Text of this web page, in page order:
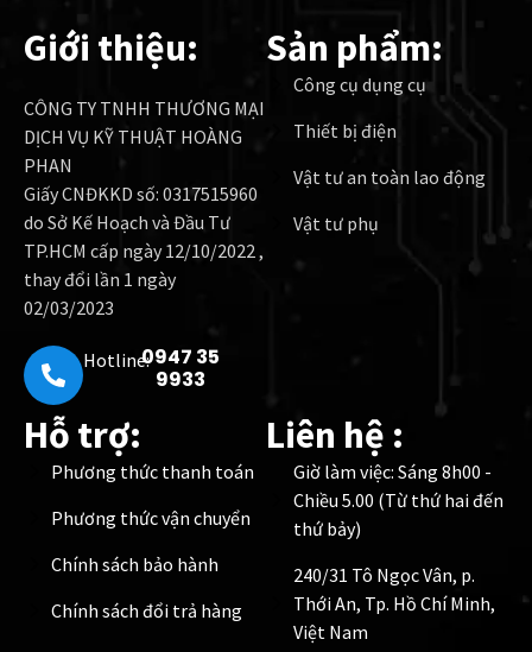
Giới thiệu:
CÔNG TY TNHH THƯƠNG MẠI
DỊCH VỤ KỸ THUẬT HOÀNG
PHAN
Giấy CNĐKKD số: 0317515960
do Sở Kế Hoạch và Đầu Tư
TP.HCM cấp ngày 12/10/2022 ,
thay đổi lần 1 ngày
02/03/2023
Hotline:0947 35
9933
Sản phẩm:
Công cụ dụng cụ
Thiết bị điện
Vật tư an toàn lao động
Vật tư phụ
Hỗ trợ:
Phương thức thanh toán
Phương thức vận chuyển
Chính sách bảo hành
Chính sách đổi trả hàng
Liên hệ :
Giờ làm việc: Sáng 8h00 -
Chiều 5.00 (Từ thứ hai đến
thứ bảy)
240/31 Tô Ngọc Vân, p.
Thới An, Tp. Hồ Chí Minh,
Việt Nam